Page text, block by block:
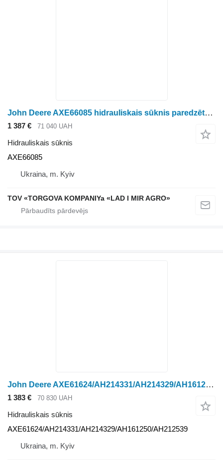
John Deere AXE66085 hidrauliskais sūknis paredzēts John Deere riteņtraktora
1 387 € 71 040 UAH
Hidrauliskais sūknis
AXE66085
Ukraina, m. Kyiv
TOV «TORGOVA KOMPANIYa «LAD I MIR AGRO»
John Deere AXE61624/AH214331/AH214329/AH161250/AH212539 hidrauliskais sūknis paredzēts John Deere riteņtraktora
1 383 € 70 830 UAH
Hidrauliskais sūknis
AXE61624/AH214331/AH214329/AH161250/AH212539
Ukraina, m. Kyiv